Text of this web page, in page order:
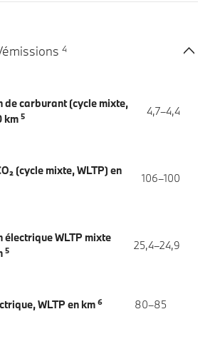
4
de carburant (cycle mixte,
km 5 4,7–4,4
(cycle mixte, WLTP) en
106–100
électrique WLTP mixte
5 25,4–24,9
WLTP en km 6 80–85